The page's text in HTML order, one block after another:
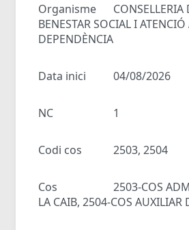
Organisme
CONSELLERIA
BENESTAR SOCIAL I ATENCIÓ
DEPENDÈNCIA
Data inici 04/08/2026
NC 1
Codi cos 2503, 2504
Cos
2503-COS
LA CAIB, 2504-COS AUXILIAR